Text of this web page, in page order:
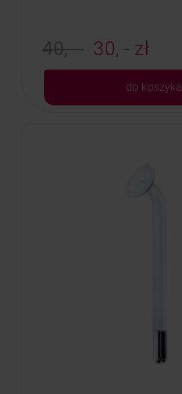
40, - 30, - zł
do koszyka